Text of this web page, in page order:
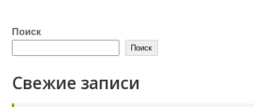
Поиск
Поиск
Свежие записи